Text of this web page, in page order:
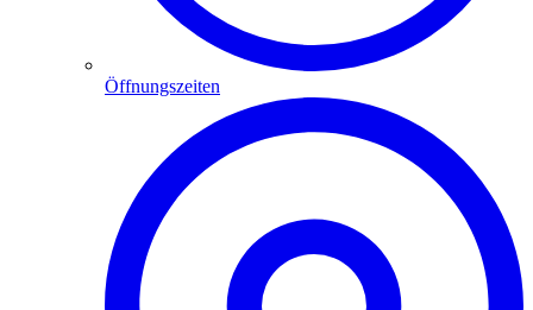
Öffnungszeiten